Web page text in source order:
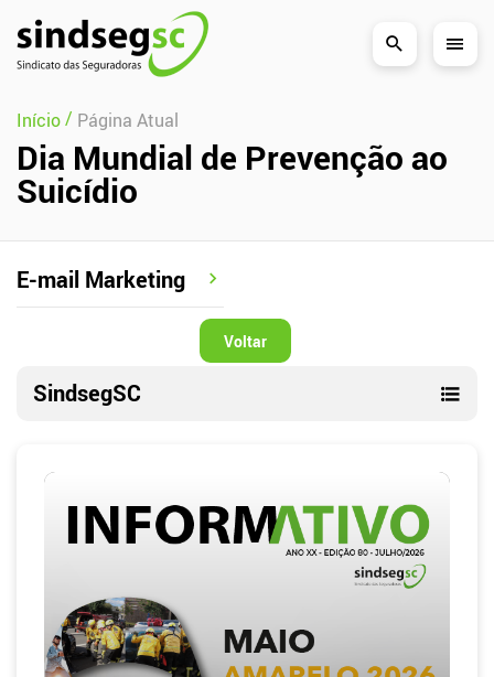
Pular Navegação (s)
Início/ Página Atual
Dia Mundial de Prevenção ao
Suicídio
E-mail Marketing
Voltar
SindsegSC